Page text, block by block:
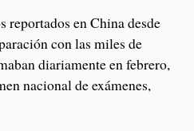
reportados en China desde
con las miles de
diariamente en febrero,
nacional de exámenes,